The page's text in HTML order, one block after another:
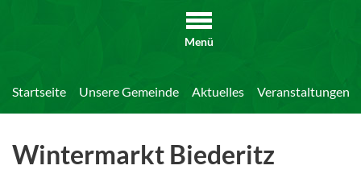
Menü
Startseite Unsere Gemeinde Aktuelles Veranstaltungen
Wintermarkt Biederitz